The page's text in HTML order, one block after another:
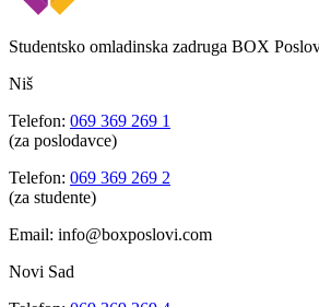
Studentsko omladinska zadruga BOX
Niš
Telefon: 069 369 269 1
(za poslodavce)
Telefon: 069 369 269 2
(za studente)
Email: info@boxposlovi.com
Novi Sad